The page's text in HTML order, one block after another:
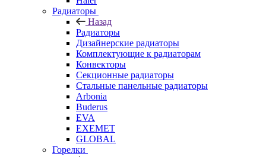
Радиаторы
Назад
Радиаторы
Дизайнерские радиаторы
Комплектующие к радиаторам
Конвекторы
Секционные радиаторы
Стальные панельные радиаторы
Arbonia
Buderus
EVA
EXEMET
GLOBAL
Горелки